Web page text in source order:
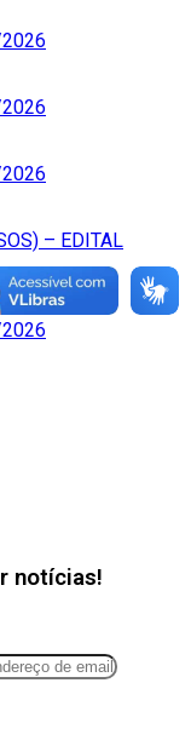
2026
2026
2026
– EDITAL
2026
notícias!